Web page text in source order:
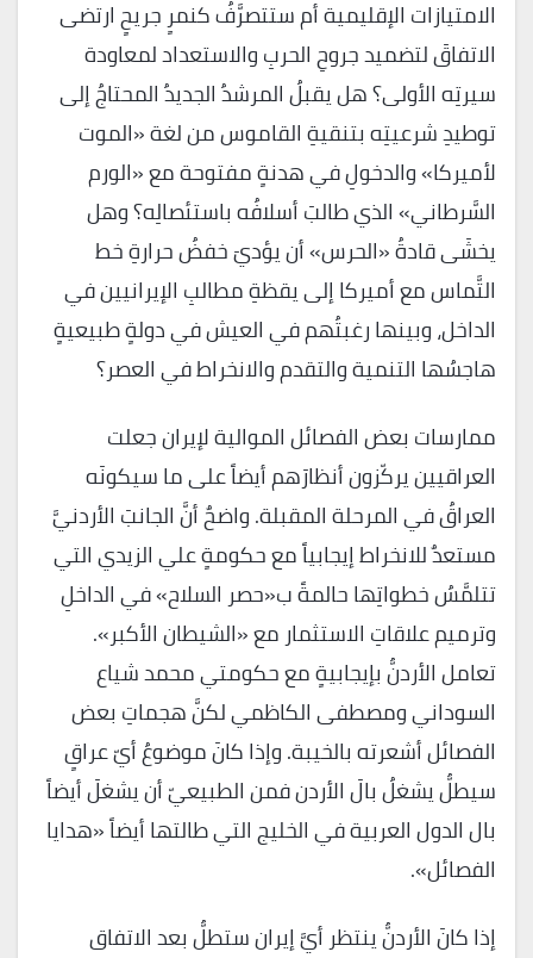
الامتيازات الإقليمية أم ستتصرَّفُ كنمرٍ جريحٍ ارتضى
الاتفاقَ لتضميد جروحِ الحربِ والاستعداد لمعاودة
سيرتِه الأولى؟ هل يقبلُ المرشدُ الجديدُ المحتاجُ إلى
توطيدِ شرعيتِه بتنقيةِ القاموس من لغة «الموت
لأميركا» والدخولِ في هدنةٍ مفتوحة مع «الورم
السَّرطاني» الذي طالبَ أسلافُه باستئصالِه؟ وهل
يخشَى قادةُ «الحرس» أن يؤديَ خفضُ حرارةِ خط
التَّماس مع أميركا إلى يقظةِ مطالبِ الإيرانيين في
الداخل، وبينها رغبتُهم في العيش في دولةٍ طبيعيةٍ
هاجسُها التنمية والتقدم والانخراط في العصر؟
ممارسات بعض الفصائل الموالية لإيران جعلت
العراقيين يركّزون أنظارَهم أيضاً على ما سيكونَه
العراقُ في المرحلة المقبلة. واضحٌ أنَّ الجانبَ الأردنيَّ
مستعدٌ للانخراط إيجابياً مع حكومةٍ علي الزيدي التي
تتلمَّسُ خطواتِها حالمةً ب«حصر السلاح» في الداخلِ
وترميم علاقاتِ الاستثمار مع «الشيطان الأكبر».
تعامل الأردنُّ بإيجابيةٍ مع حكومتي محمد شياع
السوداني ومصطفى الكاظمي لكنَّ هجماتِ بعض
الفصائل أشعرته بالخيبة. وإذا كانَ موضوعُ أيّ عراقٍ
سيطلُّ يشغلُ بالَ الأردن فمن الطبيعيّ أن يشغلَ أيضاً
بال الدول العربية في الخليج التي طالتها أيضاً «هدايا
الفصائل».
إذا كانَ الأردنُّ ينتظر أيَّ إيران ستطلُّ بعد الاتفاق